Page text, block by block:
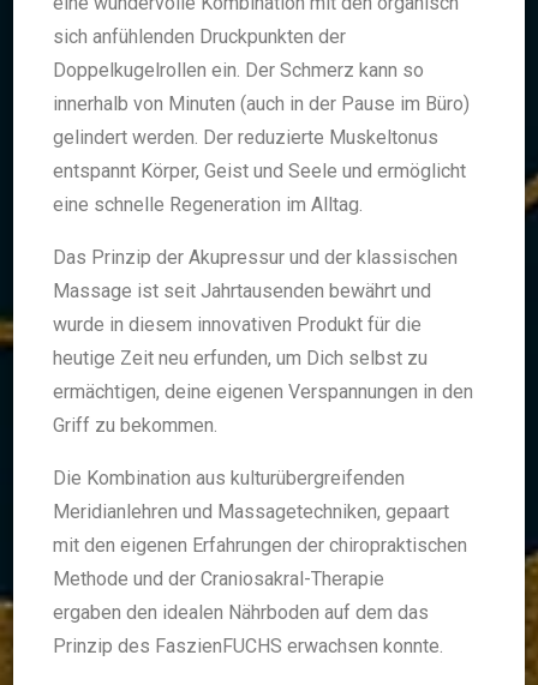
sich anfühlenden Druckpunkten der
Doppelkugelrollen ein. Der Schmerz kann so
innerhalb von Minuten (auch in der Pause im Büro)
gelindert werden. Der reduzierte Muskeltonus
entspannt Körper, Geist und Seele und ermöglicht
eine schnelle Regeneration im Alltag.
Das Prinzip der Akupressur und der klassischen
Massage ist seit Jahrtausenden bewährt und
wurde in diesem innovativen Produkt für die
heutige Zeit neu erfunden, um Dich selbst zu
ermächtigen, deine eigenen Verspannungen in den
Griff zu bekommen.
Die Kombination aus kulturübergreifenden
Meridianlehren und Massagetechniken, gepaart
mit den eigenen Erfahrungen der chiropraktischen
Methode und der Craniosakral-Therapie
ergaben den idealen Nährboden auf dem das
Prinzip des FaszienFUCHS erwachsen konnte.